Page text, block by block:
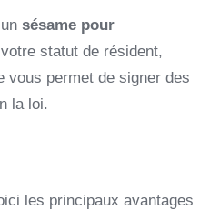
sésame pour
statut de résident,
vous permet de signer des
la loi.
les principaux avantages